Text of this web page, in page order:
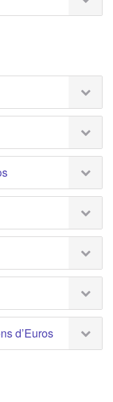
d’Euros